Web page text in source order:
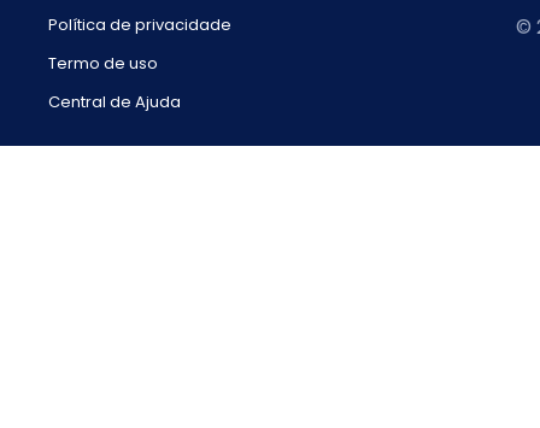
Política de privacidade
Termo de uso
Central de Ajuda
©